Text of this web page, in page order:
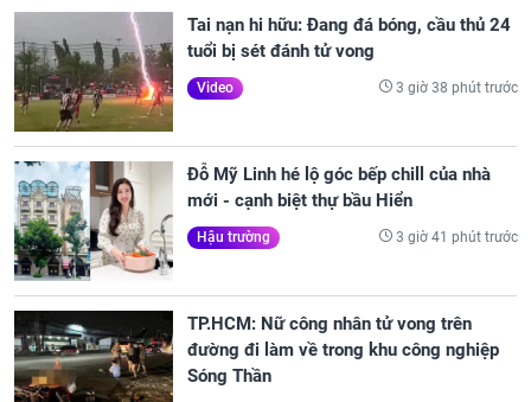
Tai nạn hi hữu: Đang đá bóng, cầu thủ 24
tuổi bị sét đánh tử vong
Video 3 giờ 38 phút trước
Đỗ Mỹ Linh hé lộ góc bếp chill của nhà
mới - cạnh biệt thự bầu Hiển
Hậu trường 3 giờ 41 phút trước
TP.HCM: Nữ công nhân tử vong trên
đường đi làm về trong khu công nghiệp
Sóng Thần